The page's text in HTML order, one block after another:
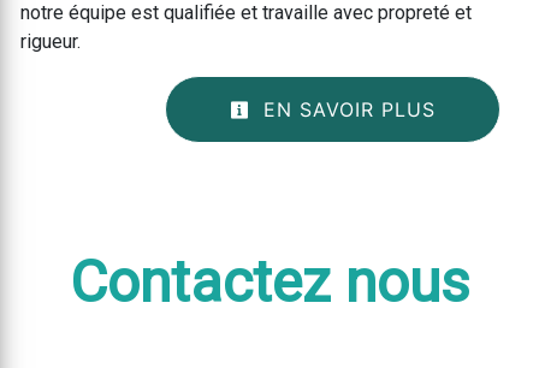
notre équipe est qualifiée et travaille avec propreté et
rigueur.
EN SAVOIR PLUS
Contactez nous